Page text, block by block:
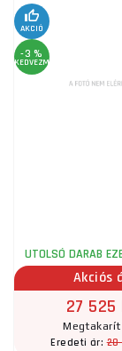
AKCIÓ
-3 %
KEDVEZMÉNY
UTOLSÓ DARAB
Akciós
27 525
Megtakarít
Eredeti ár:28